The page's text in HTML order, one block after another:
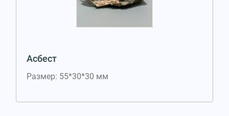
Асбест
Размер: 55*30*30 мм